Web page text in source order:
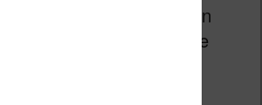
la dernière évolution
à encre électronique